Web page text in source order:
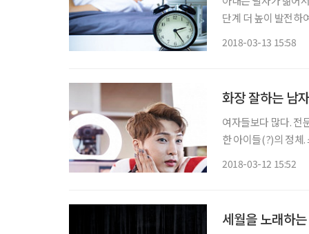
단계 더 높이 발전하
2018-03-13 15:58
화장 잘하는 남
여자들보다 많다. 전
한 아이들(?)의 정체
2018-03-12 15:52
세월을 노래하